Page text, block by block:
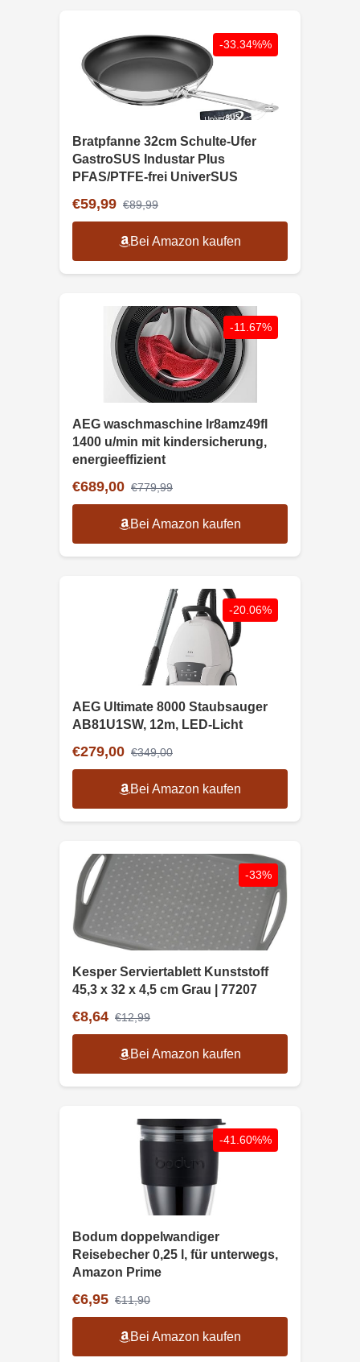
-33.34%%
Bratpfanne 32cm Schulte-Ufer
GastroSUS Industar Plus
PFAS/PTFE-frei UniverSUS
€59,99 €89,99
Bei Amazon kaufen
-11.67%
AEG waschmaschine lr8amz49fl
1400 u/min mit kindersicherung,
energieeffizient
€689,00 €779,99
Bei Amazon kaufen
-20.06%
AEG Ultimate 8000 Staubsauger
AB81U1SW, 12m, LED-Licht
€279,00 €349,00
Bei Amazon kaufen
-33%
Kesper Serviertablett Kunststoff
45,3 x 32 x 4,5 cm Grau | 77207
€8,64 €12,99
Bei Amazon kaufen
-41.60%%
Bodum doppelwandiger
Reisebecher 0,25 l, für unterwegs,
Amazon Prime
€6,95 €11,90
Bei Amazon kaufen